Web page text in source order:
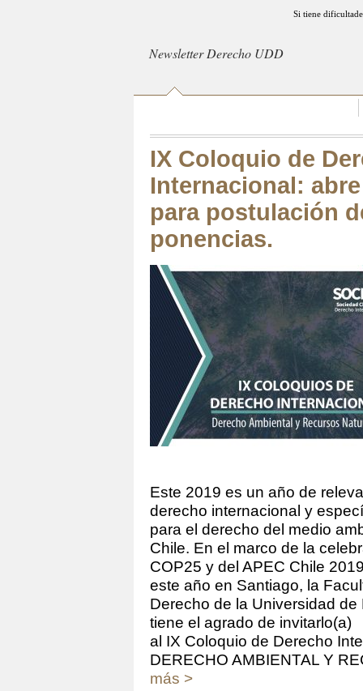
Si tiene
Newsletter Derecho UDD
IX Coloquio de
Internacional:
para postulación
ponencias.
Este 2019 es un año de
derecho internacional y
para el derecho del medio
Chile. En el marco de la
COP25 y del APEC Chile
este año en Santiago, la
Derecho de la Universidad de
tiene el agrado de invitarlo(a)
al IX Coloquio de Derecho
DERECHO AMBIENTAL Y
más >